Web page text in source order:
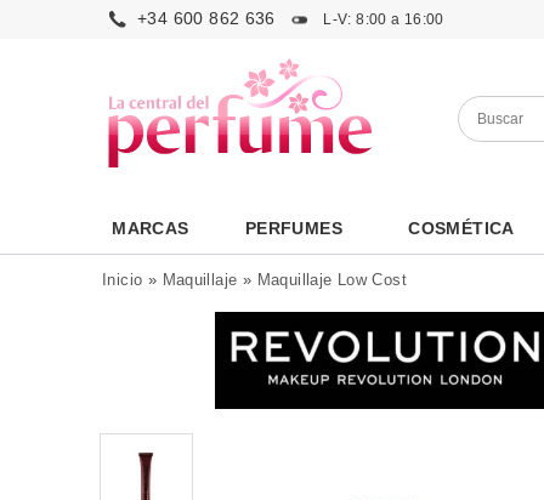
+34 600 862 636 L-V: 8:00 a 16:00
MARCAS PERFUMES COSMÉTICA
Inicio » Maquillaje » Maquillaje Low Cost